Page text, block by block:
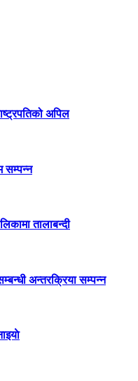
अपिल
सम्पन्न
तालाबन्दी
अन्तरक्रिया सम्पन्न